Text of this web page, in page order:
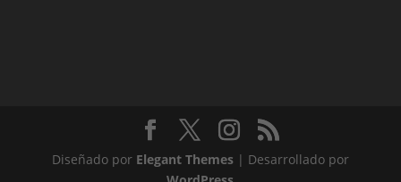
Diseñado por Elegant Themes| Desarrollado por